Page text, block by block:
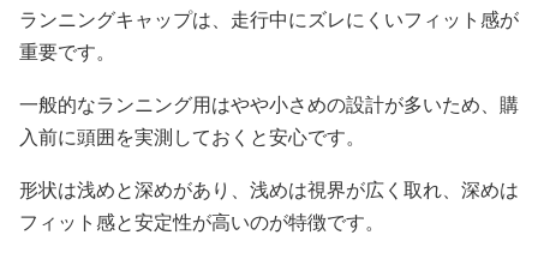
ランニングキャップは、走行中にズレにくいフィット感が
重要です。
一般的なランニング用はやや小さめの設計が多いため、購
入前に頭囲を実測しておくと安心です。
形状は浅めと深めがあり、浅めは視界が広く取れ、深めは
フィット感と安定性が高いのが特徴です。